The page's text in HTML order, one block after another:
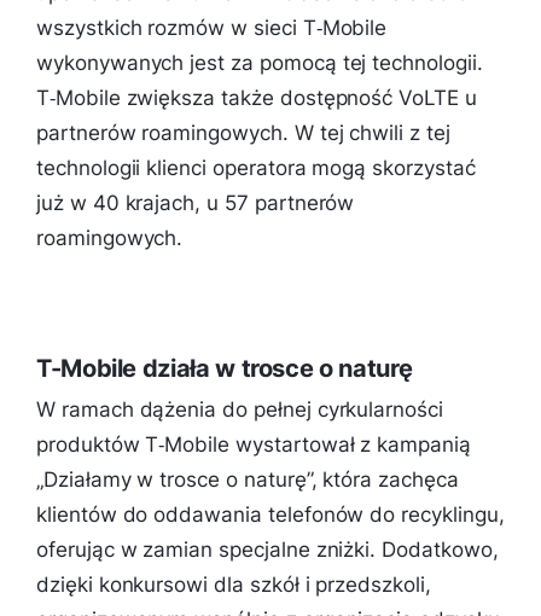
wszystkich rozmów w sieci T‑Mobile
wykonywanych jest za pomocą tej technologii.
T‑Mobile zwiększa także dostępność VoLTE u
partnerów roamingowych. W tej chwili z tej
technologii klienci operatora mogą skorzystać
już w 40 krajach, u 57 partnerów
roamingowych.
T-Mobile działa w trosce o naturę
W ramach dążenia do pełnej cyrkularności
produktów T‑Mobile wystartował z kampanią
„Działamy w trosce o naturę”, która zachęca
klientów do oddawania telefonów do recyklingu,
oferując w zamian specjalne zniżki. Dodatkowo,
dzięki konkursowi dla szkół i przedszkoli,